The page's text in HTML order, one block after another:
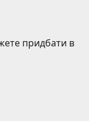
придбати в